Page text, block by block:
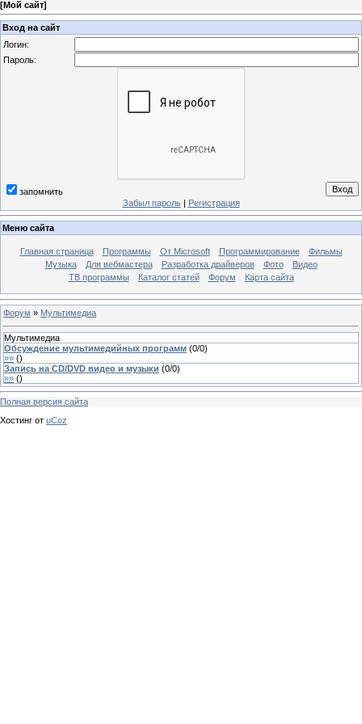
[Мой сайт]
Вход на сайт
Логин:
Пароль:
запомнить
Забыл пароль| Регистрация
Меню сайта
Главная страница Программы От Microsoft Программирование
Фильмы
Музыка
Для вебмастера Разработка драйверов Фото
Видео
ТВ программы
Каталог статей Форум Карта сайта
Форум » Мультимедиа
Мультимедиа
Обсуждение мультимедийных программ (0/0)
»» ()
Запись на CD/DVD видео и музыки (0/0)
»» ()
Полная версия сайта
Хостинг от uCoz